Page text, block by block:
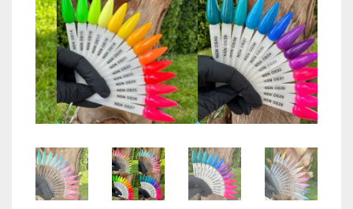
PUDRY BROKATOWE
PUDRY Z DROBINKAMI
PUDRY KOLOR PUR
PUDRY BUDUJĄCE
PUDRY DO FRENCH
PUDRY GALAXY
PUDRY SPARKLE
PUDRY TERMICZNE
PUDRY ŚWIECĄCE
KOSZYK